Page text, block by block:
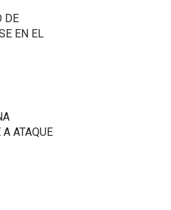
DE
EN EL
ATAQUE